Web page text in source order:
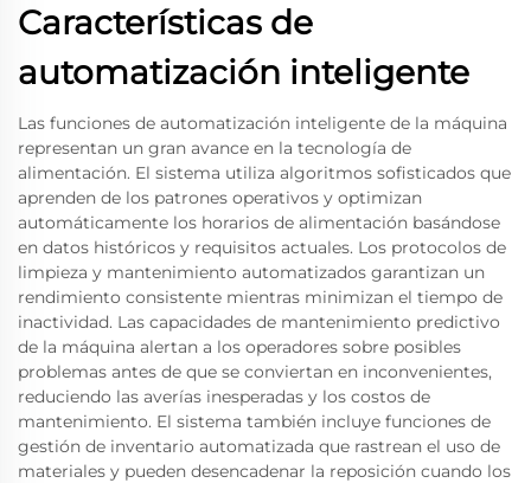
Características de
automatización inteligente
Las funciones de automatización inteligente de la máquina
representan un gran avance en la tecnología de
alimentación. El sistema utiliza algoritmos sofisticados que
aprenden de los patrones operativos y optimizan
automáticamente los horarios de alimentación basándose
en datos históricos y requisitos actuales. Los protocolos de
limpieza y mantenimiento automatizados garantizan un
rendimiento consistente mientras minimizan el tiempo de
inactividad. Las capacidades de mantenimiento predictivo
de la máquina alertan a los operadores sobre posibles
problemas antes de que se conviertan en inconvenientes,
reduciendo las averías inesperadas y los costos de
mantenimiento. El sistema también incluye funciones de
gestión de inventario automatizada que rastrean el uso de
materiales y pueden desencadenar la reposición cuando los